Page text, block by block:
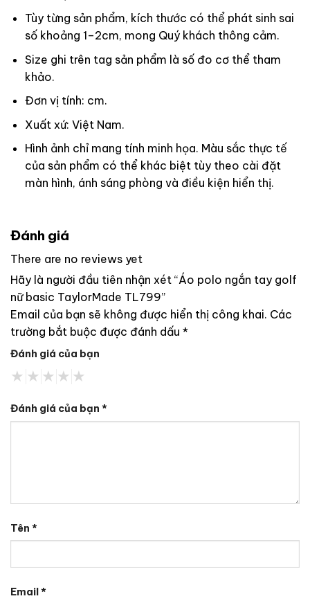
Tùy từng sản phẩm, kích thước có thể phát sinh sai
số khoảng 1–2cm, mong Quý khách thông cảm.
Size ghi trên tag sản phẩm là số đo cơ thể tham
khảo.
Đơn vị tính: cm.
Xuất xứ: Việt Nam.
Hình ảnh chỉ mang tính minh họa. Màu sắc thực tế
của sản phẩm có thể khác biệt tùy theo cài đặt
màn hình, ánh sáng phòng và điều kiện hiển thị.
Đánh giá
There are no reviews yet
Hãy là người đầu tiên nhận xét “Áo polo ngắn tay golf
nữ basic TaylorMade TL799”
Email của bạn sẽ không được hiển thị công khai. Các
trường bắt buộc được đánh dấu *
Đánh giá của bạn
Đánh giá của bạn *
Tên *
Email *